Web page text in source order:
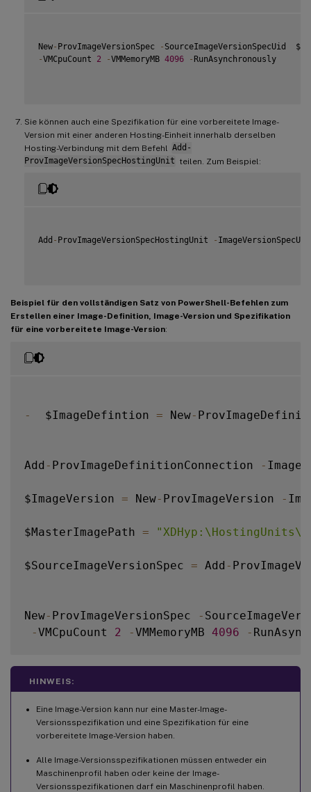
New- ProvImageVersionSpec - SourceImageVersionSpecUid
-VMCpuCount 2 -VMMemoryMB 4096 - RunAsynchronously
Sie können auch eine Spezifikation für eine vorbereitete Image-
Version mit einer anderen Hosting-Einheit innerhalb derselben
Hosting-Verbindung mit dem Befehl Add-
ProvImageVersionSpecHostingUnit teilen. Zum Beispiel:
Add - ProvImageVersionSpecHostingUnit -
Beispiel für den vollständigen Satz von PowerShell-Befehlen zum
Erstellen einer Image-Definition, Image-Version und Spezifikation
für eine vorbereitete Image-Version:
-
  $ImageDefintion
= New-
Add - ProvImageDefinitionConnection -
$ImageVersion = New- ProvImageVersion -
$MasterImagePath =
$SourceImageVersionSpec = Add -
New- ProvImageVersionSpec -
-VMCpuCount 2 -VMMemoryMB 4096 -
Add-ProvImageVersionSpecHostingUnit -
HINWEIS:
Eine Image-Version kann nur eine Master-Image-
Versionsspezifikation und eine Spezifikation für eine
vorbereitete Image-Version haben.
Alle Image-Versionsspezifikationen müssen entweder ein
Maschinenprofil haben oder keine der Image-
Versionsspezifikationen darf ein Maschinenprofil haben.